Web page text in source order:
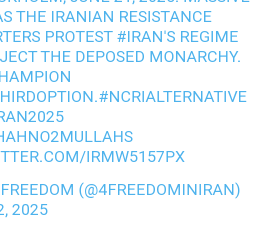
THE IRANIAN RESISTANCE
PROTEST #IRAN'S REGIME
THE DEPOSED MONARCHY.
.#NCRIALTERNATIVE
IRMW5157PX
(@4FREEDOMINIRAN)
2025